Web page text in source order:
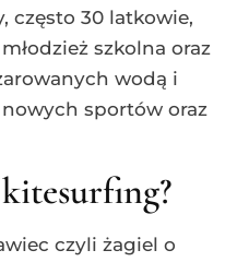
często 30 latkowie,
szkolna oraz
wodą i
sportów oraz
czyli żagiel o